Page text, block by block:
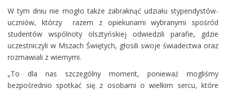
W tym dniu nie mogło także zabraknąć udziału stypendystów-
uczniów, którzy razem z opiekunami wybranymi spośród
studentów wspólnoty olsztyńskiej odwiedzili parafie, gdzie
uczestniczyli w Mszach Świętych, głosili swoje świadectwa oraz
rozmawiali z wiernymi.
„To dla nas szczególny moment, ponieważ mogliśmy
bezpośrednio spotkać się z osobami o wielkim sercu, które